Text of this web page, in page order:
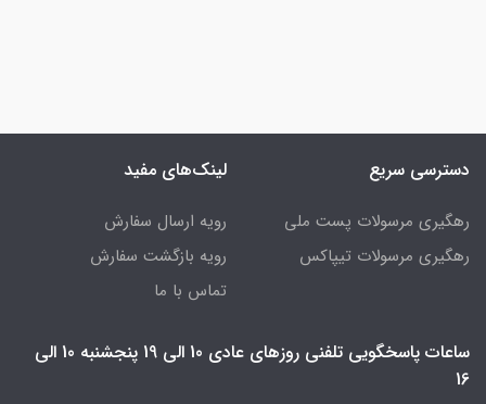
دسترسی سریع
رهگیری مرسولات پست ملی
رهگیری مرسولات تیپاکس
لینک‌های مفید
رویه ارسال سفارش
رویه بازگشت سفارش
تماس با ما
ساعات پاسخگویی تلفنی روزهای عادی 10 الی 19 پنجشنبه 10 الی
16